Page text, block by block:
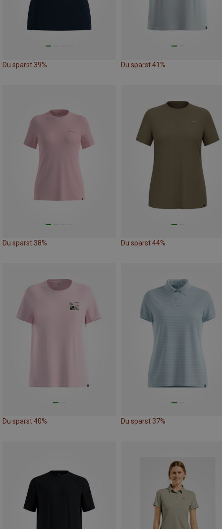
Du sparst 39% Du sparst 41%
Du sparst 38% Du sparst 44%
Du sparst 40% Du sparst 37%